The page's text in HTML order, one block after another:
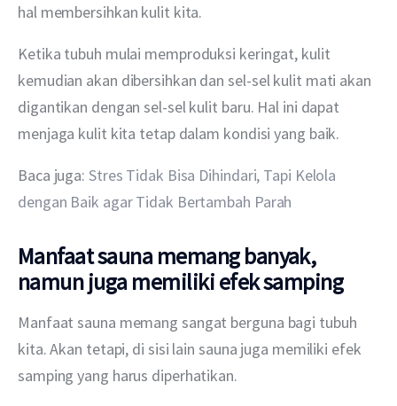
hal membersihkan kulit kita.
Ketika tubuh mulai memproduksi keringat, kulit
kemudian akan dibersihkan dan sel-sel kulit mati akan
digantikan dengan sel-sel kulit baru. Hal ini dapat
menjaga kulit kita tetap dalam kondisi yang baik.
Baca juga: Stres Tidak Bisa Dihindari, Tapi Kelola
dengan Baik agar Tidak Bertambah Parah
Manfaat sauna memang banyak,
namun juga memiliki efek samping
Manfaat sauna memang sangat berguna bagi tubuh
kita. Akan tetapi, di sisi lain sauna juga memiliki efek
samping yang harus diperhatikan.